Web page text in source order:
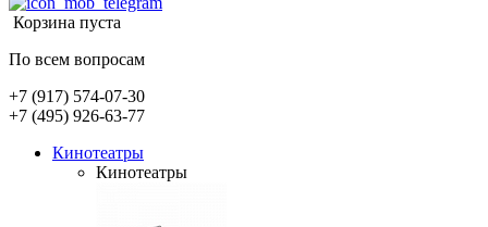
Корзина пуста
По всем вопросам
+7 (917) 574-07-30
+7 (495) 926-63-77
Кинотеатры
Кинотеатры